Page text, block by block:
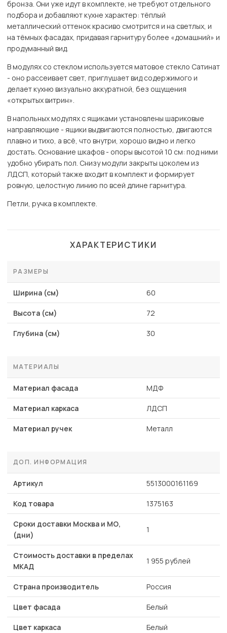
бронза. Они уже идут в комплекте, не требуют отдельного
подбора и добавляют кухне характер: тёплый
металлический оттенок красиво смотрится и на светлых, и
на тёмных фасадах, придавая гарнитуру более «домашний» и
продуманный вид.
В модулях со стеклом используется матовое стекло Сатинат
- оно рассеивает свет, приглушает вид содержимого и
делает кухню визуально аккуратной, без ощущения
«открытых витрин».
В напольных модулях с ящиками установлены шариковые
направляющие - ящики выдвигаются полностью, двигаются
плавно и тихо, а всё, что внутри, хорошо видно и легко
достать. Основание шкафов - опоры высотой 10 см: под ними
удобно убирать пол. Снизу модули закрыты цоколем из
ЛДСП, который также входит в комплект и формирует
ровную, целостную линию по всей длине гарнитура.
Петли, ручка в комплекте.
ХАРАКТЕРИСТИКИ
РАЗМЕРЫ
Ширина (см) 60
Высота (см) 72
Глубина (см) 30
МАТЕРИАЛЫ
Материал фасада МДФ
Материал каркаса ЛДСП
Материал ручек Металл
ДОП. ИНФОРМАЦИЯ
Артикул 5513000161169
Код товара 1375163
Сроки доставки Москва и МО,
(дни)
1
Стоимость доставки в пределах
МКАД
1 955 рублей
Страна производитель Россия
Цвет фасада Белый
Цвет каркаса Белый